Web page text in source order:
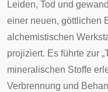
Leiden, Tod und
einer neuen, göttlichen
alchemistischen
projiziert. Es führte zur
mineralischen Stoffe
Verbrennung und